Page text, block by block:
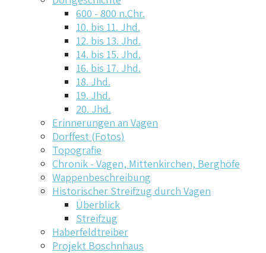
600 - 800 n.Chr.
10. bis 11. Jhd.
12. bis 13. Jhd.
14. bis 15. Jhd.
16. bis 17. Jhd.
18. Jhd.
19. Jhd.
20. Jhd.
Erinnerungen an Vagen
Dorffest (Fotos)
Topografie
Chronik - Vagen, Mittenkirchen, Berghöfe
Wappenbeschreibung
Historischer Streifzug durch Vagen
Überblick
Streifzug
Haberfeldtreiber
Projekt Boschnhaus